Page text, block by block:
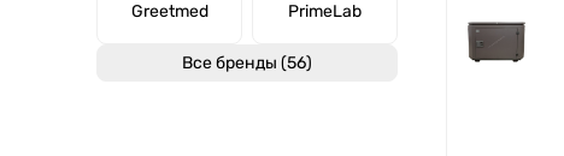
Greetmed PrimeLab
Все бренды (56)